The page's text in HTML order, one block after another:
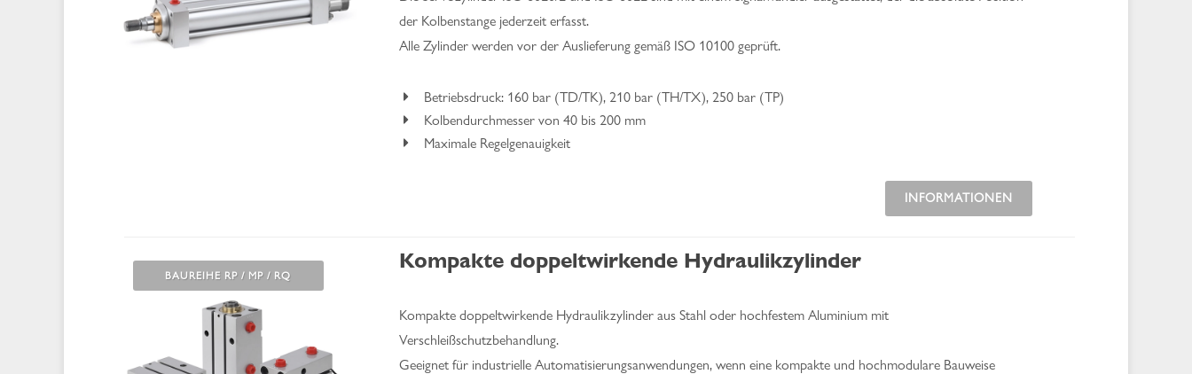
der Kolbenstange jederzeit erfasst.
Alle Zylinder werden vor der Auslieferung gemäß ISO 10100 geprüft.
Betriebsdruck: 160 bar (TD/TK), 210 bar (TH/TX), 250 bar (TP)
Kolbendurchmesser von 40 bis 200 mm
Maximale Regelgenauigkeit
INFORMATIONEN
BAUREIHE RP / MP / RQ
Kompakte doppeltwirkende Hydraulikzylinder
Kompakte doppeltwirkende Hydraulikzylinder aus Stahl oder hochfestem Aluminium mit
Verschleißschutzbehandlung.
Geeignet für industrielle Automatisierungsanwendungen, wenn eine kompakte und hochmodulare Bauweise